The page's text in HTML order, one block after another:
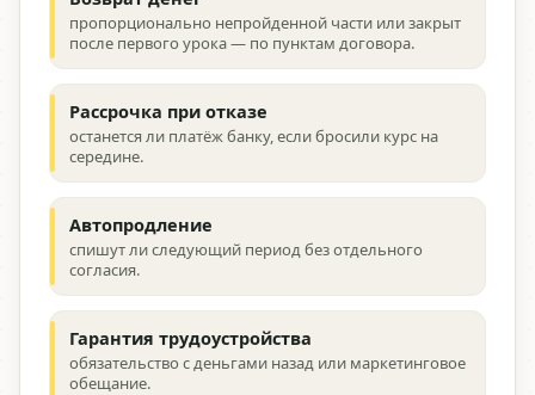
пропорционально непройденной части или закрыт
после первого урока — по пунктам договора.
Рассрочка при отказе
останется ли платёж банку, если бросили курс на
середине.
Автопродление
спишут ли следующий период без отдельного
согласия.
Гарантия трудоустройства
обязательство с деньгами назад или маркетинговое
обещание.